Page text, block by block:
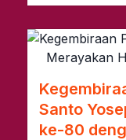
Santo
ke-80